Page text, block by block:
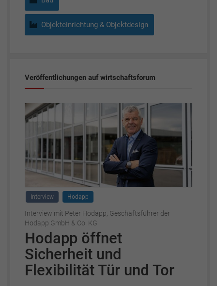
Objekteinrichtung & Objektdesign
Veröffentlichungen auf wirtschaftsforum
Interview Hodapp
Interview mit Peter Hodapp, Geschäftsführer der
Hodapp GmbH & Co. KG
Hodapp öffnet
Sicherheit und
Flexibilität Tür und Tor